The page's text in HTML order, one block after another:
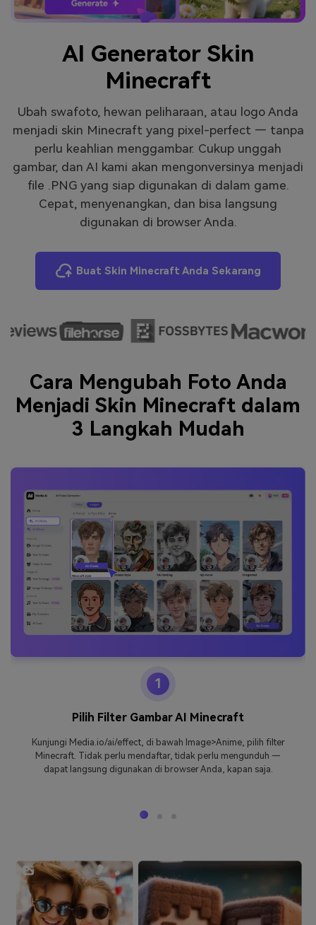
Tips & Tutorial AI
Postingan Terbaru
Jelajahi Lebih Banyak >>
Masuk
Berkreasi dengan AI
AI Generator Skin
Minecraft
Ubah swafoto, hewan peliharaan, atau logo Anda
menjadi skin Minecraft yang pixel-perfect — tanpa
perlu keahlian menggambar. Cukup unggah
gambar, dan AI kami akan mengonversinya menjadi
file .PNG yang siap digunakan di dalam game.
Cepat, menyenangkan, dan bisa langsung
digunakan di browser Anda.
Buat Skin Minecraft Anda Sekarang
Cara Mengubah Foto Anda
Menjadi Skin Minecraft dalam
3 Langkah Mudah
1
Pilih Filter Gambar AI Minecraft
Kunjungi Media.io/ai/effect, di bawah Image>Anime, pilih filter
Minecraft. Tidak perlu mendaftar, tidak perlu mengunduh —
dapat langsung digunakan di browser Anda, kapan saja.